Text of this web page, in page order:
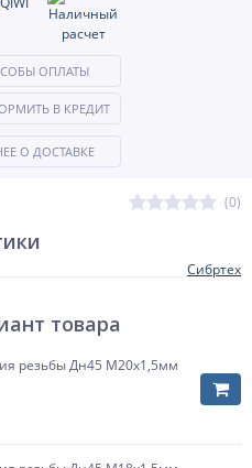
(0)
ОПЛАТЫ
В КРЕДИТ
О ДОСТАВКЕ
Сибртех
товара
резьбы Дн45 М20х1,5мм